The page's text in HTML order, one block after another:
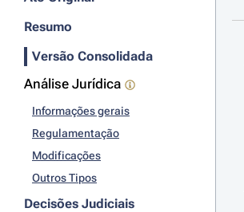
Resumo
Versão Consolidada
Análise Jurídica
Informações gerais
Regulamentação
Modificações
Outros Tipos
Decisões Judiciais